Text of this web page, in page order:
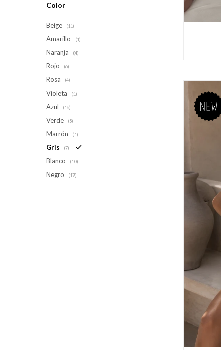
Color
Beige (11)
Amarillo (1)
Naranja (4)
Rojo (6)
Rosa (4)
Violeta (1)
Azul (16)
Verde (5)
Marrón (1)
Gris (7)
Blanco (10)
Negro (17)